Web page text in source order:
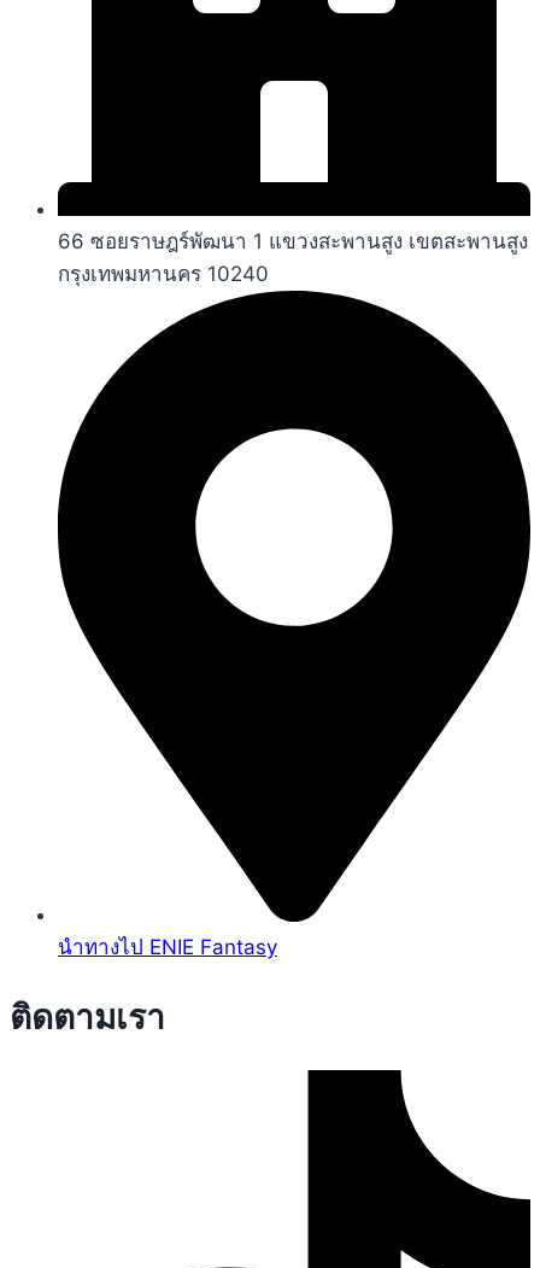
66 ซอยราษฎร์พัฒนา 1 แขวงสะพานสูง เขตสะพานสูง
กรุงเทพมหานคร 10240
นำทางไป ENIE Fantasy
ติดตามเรา